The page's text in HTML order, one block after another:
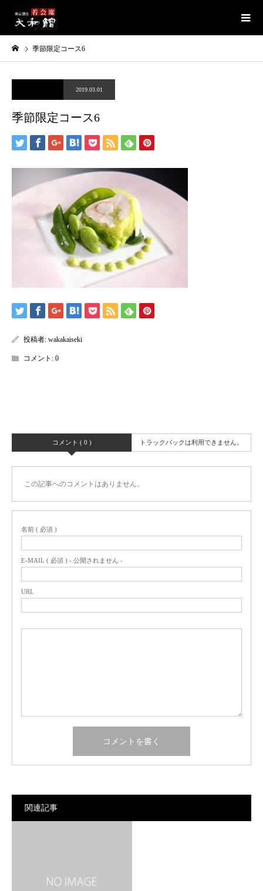
季節限定コース6
2019.03.01
季節限定コース6
投稿者: wakakaiseki
コメント: 0
コメント ( 0 ) トラックバックは利用できません。
この記事へのコメントはありません。
名前 ( 必須 )
E-MAIL ( 必須 ) - 公開されません -
URL
関連記事